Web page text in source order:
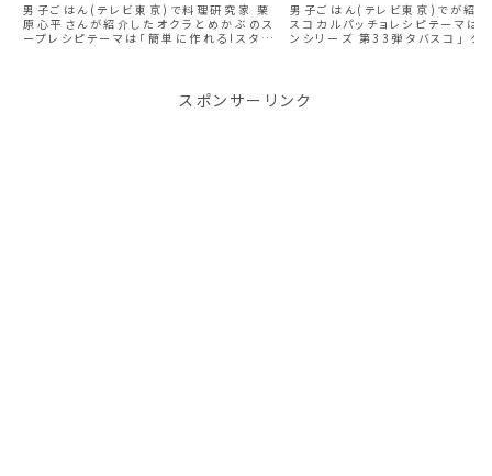
男子ごはん(テレビ東京)で料理研究家 栗
原心平さんが紹介したオクラとめかぶのス
ープレシピテーマは「簡単に作れる!スタミ
男子ごはん(テレビ東京)でが紹介
スコカルパッチョレシピテーマは
ンシリーズ 第33弾タバスコ」 タ
スポンサーリンク